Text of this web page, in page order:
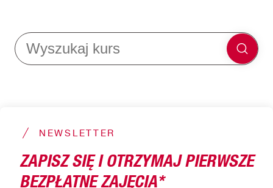
NEWSLETTER
ZAPISZ SIĘ I OTRZYMAJ PIERWSZE
BEZPŁATNE ZAJĘCIA*